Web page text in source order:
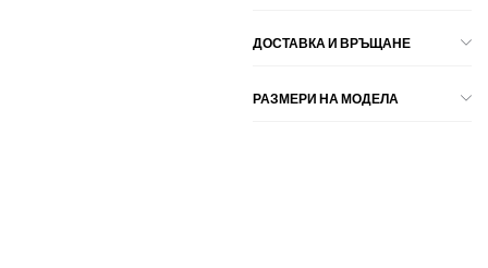
ДОСТАВКА И ВРЪЩАНЕ
РАЗМЕРИ НА МОДЕЛА